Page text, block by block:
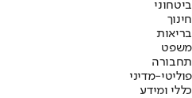
ביטחוני
חינוך
בריאות
משפט
תחבורה
פוליטי-מדיני
כללי ומידע